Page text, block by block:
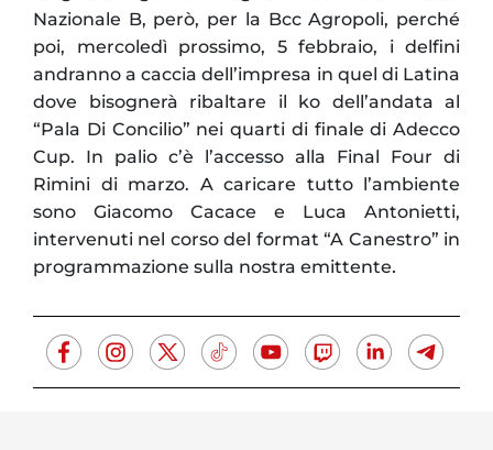
Nazionale B, però, per la Bcc Agropoli, perché
poi, mercoledì prossimo, 5 febbraio, i delfini
andranno a caccia dell’impresa in quel di Latina
dove bisognerà ribaltare il ko dell’andata al
“Pala Di Concilio” nei quarti di finale di Adecco
Cup. In palio c’è l’accesso alla Final Four di
Rimini di marzo. A caricare tutto l’ambiente
sono Giacomo Cacace e Luca Antonietti,
intervenuti nel corso del format “A Canestro” in
programmazione sulla nostra emittente.